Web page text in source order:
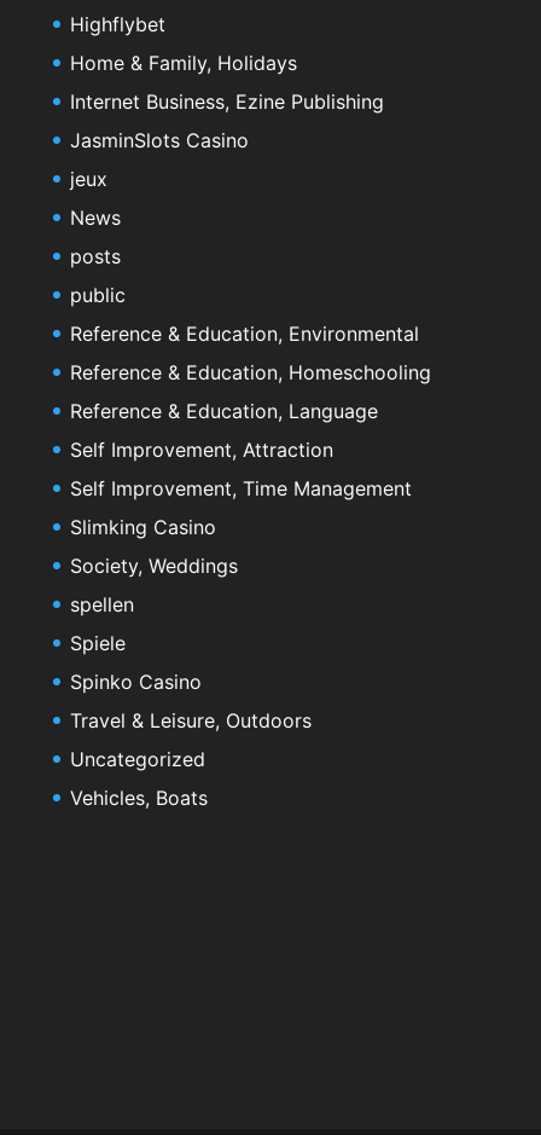
Highflybet
Home & Family, Holidays
Internet Business, Ezine Publishing
JasminSlots Casino
jeux
News
posts
public
Reference & Education, Environmental
Reference & Education, Homeschooling
Reference & Education, Language
Self Improvement, Attraction
Self Improvement, Time Management
Slimking Casino
Society, Weddings
spellen
Spiele
Spinko Casino
Travel & Leisure, Outdoors
Uncategorized
Vehicles, Boats